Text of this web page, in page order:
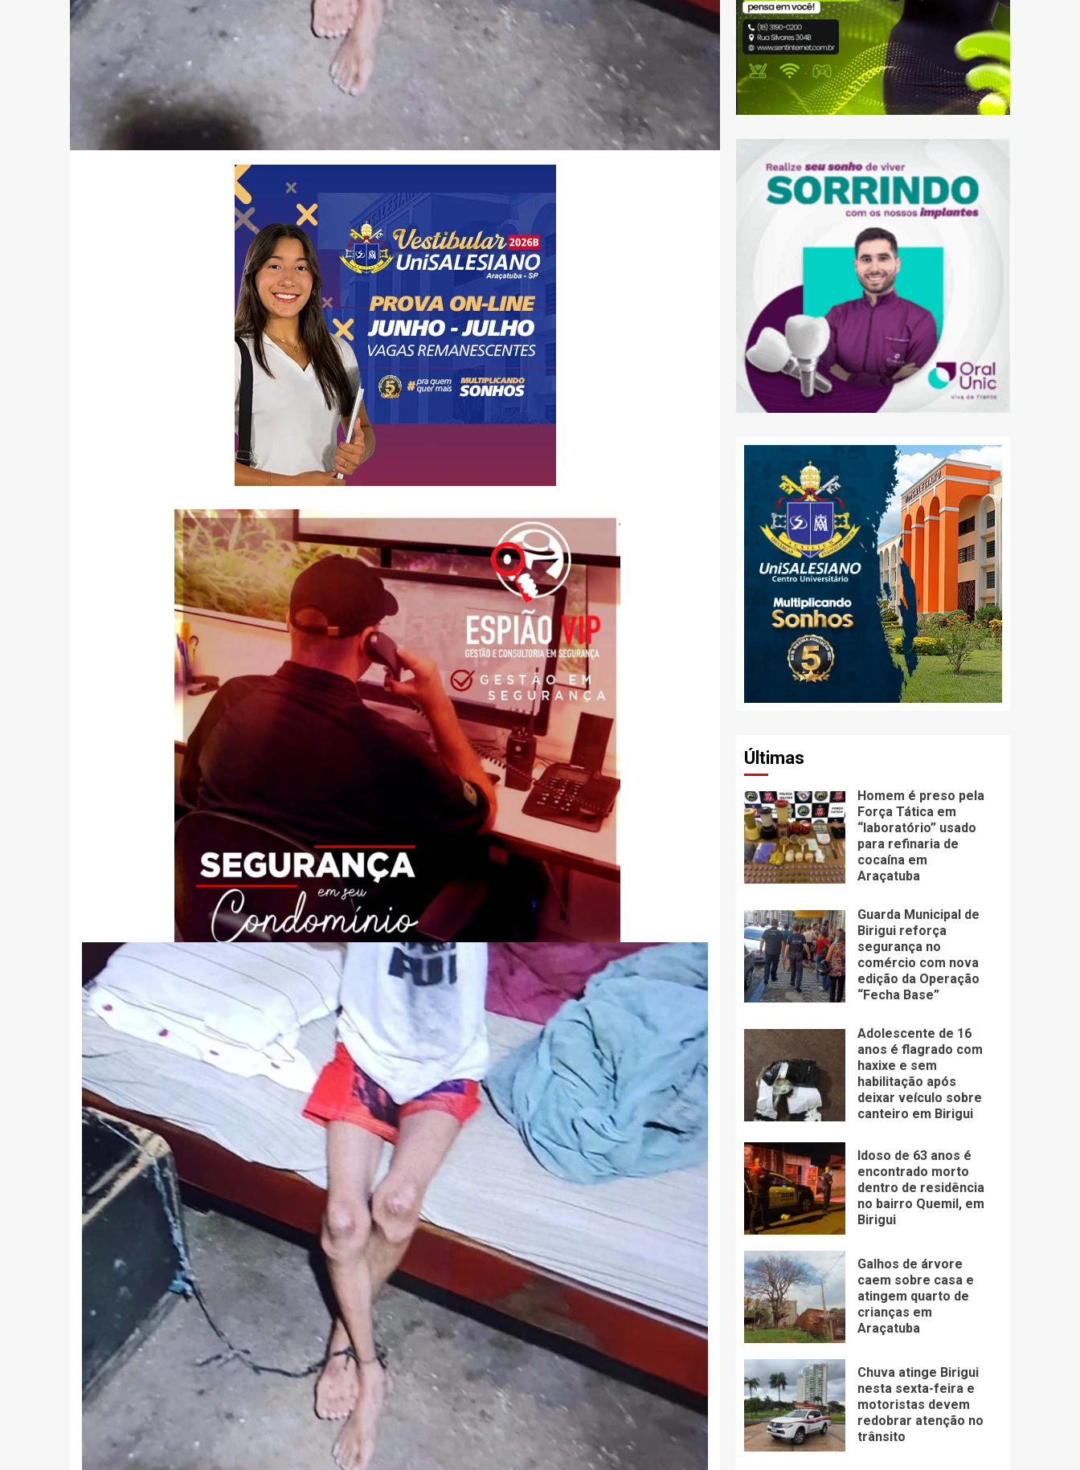
Últimas
Homem é preso pela
Força Tática em
“laboratório” usado
para refinaria de
cocaína em
Araçatuba
Guarda Municipal de
Birigui reforça
segurança no
comércio com nova
edição da Operação
“Fecha Base”
Adolescente de 16
anos é flagrado com
haxixe e sem
habilitação após
deixar veículo sobre
canteiro em Birigui
Idoso de 63 anos é
encontrado morto
dentro de residência
no bairro Quemil, em
Birigui
Galhos de árvore
caem sobre casa e
atingem quarto de
crianças em
Araçatuba
Chuva atinge Birigui
nesta sexta-feira e
motoristas devem
redobrar atenção no
trânsito